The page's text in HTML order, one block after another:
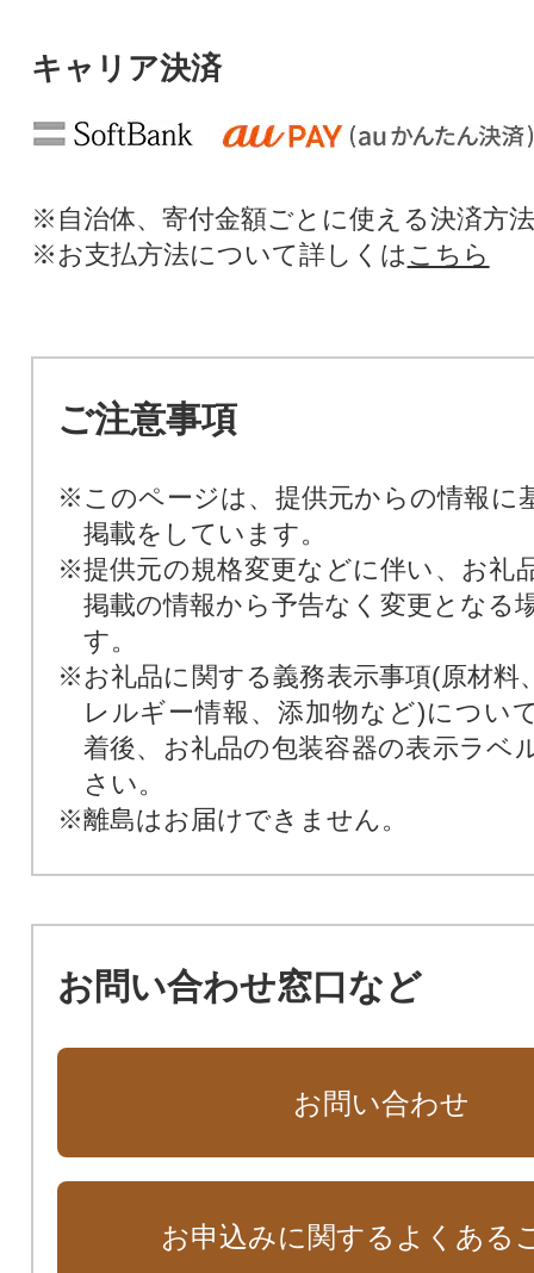
キャリア決済
※自治体、寄付金額ごとに使える決済方
※お支払方法について詳しくは こちら
ご注意事項
※このページは、提供元からの情報に
掲載をしています。
※提供元の規格変更などに伴い、お礼
掲載の情報から予告なく変更となる
す。
※お礼品に関する義務表示事項(原材料
レルギー情報、添加物など)につい
着後、お礼品の包装容器の表示ラベ
さい。
※離島はお届けできません。
お問い合わせ窓口など
お問い合わせ
お申込みに関するよくある